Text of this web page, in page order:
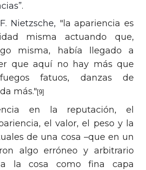
Nietzsche, "la apariencia es
misma actuando que,
misma, había llegado a
que aquí no hay más que
fatuos, danzas de
más." [9]
en la reputación, el
el valor, el peso y la
de una cosa –que en un
algo erróneo y arbitrario
la cosa como fina capa